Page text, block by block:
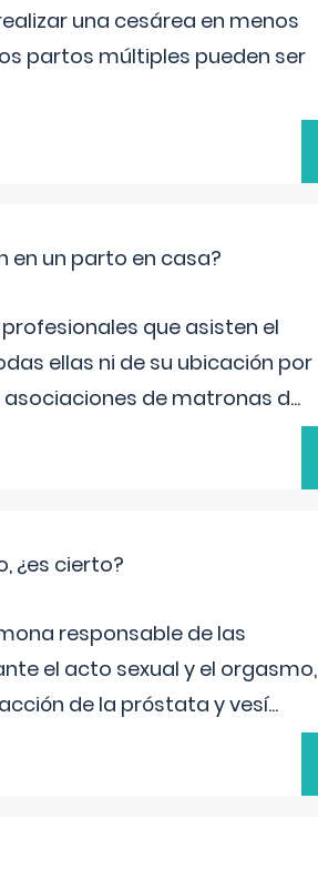
una cesárea en menos
partos múltiples pueden ser
en un parto en casa?
que asisten el
ellas ni de su ubicación por
asociaciones de matronas d...
¿es cierto?
responsable de las
el acto sexual y el orgasmo,
de la próstata y vesí...